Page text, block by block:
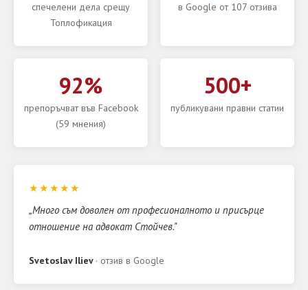
спечелени дела срещу
Топлофикация
в Google от 107 отзива
92%
препоръчват във Facebook
(59 мнения)
500+
публикувани правни статии
★★★★★
„Много съм доволен от професионалното и присърце
отношение на адвокат Стойчев."
Svetoslav Iliev · отзив в Google